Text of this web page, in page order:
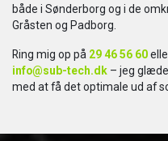
både i Sønderborg og i de
Gråsten og Padborg.
Ring mig op på 29 46 56 60
info@sub-tech.dk – jeg
med at få det optimale ud af